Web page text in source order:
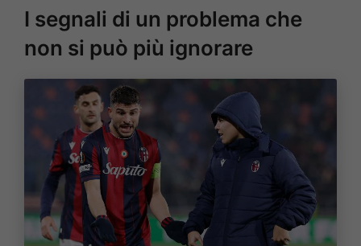
I segnali di un problema che
non si può più ignorare